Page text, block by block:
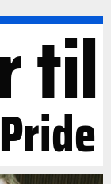
til